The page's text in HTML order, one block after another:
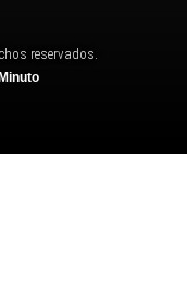
reservados.